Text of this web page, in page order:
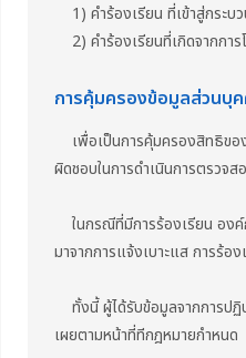
1) คำร้องเรียน ที่เข้าสู่กระ
2) คำร้องเรียนที่เกิดจากกา
การคุ้มครองข้อมูลส่วนบุ
เพื่อเป็นการคุ้มครองสิทธิขอ
ผิดชอบในการดำเนินการตรวจ
ในกรณีที่มีการร้องเรียน องค์
มาจากการแจ้งเบาะแส การร้อ
ทั้งนี้ ผู้ได้รับข้อมูลจากการปฏิ
เผยตามหน้าที่ทีกฎหมายกำหนด